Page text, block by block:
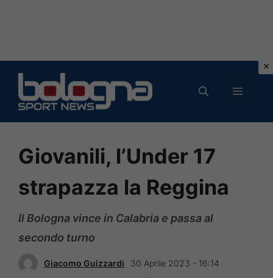
contenuto
MENU
Giovanili, l’Under 17
strapazza la Reggina
Il Bologna vince in Calabria e passa al
secondo turno
Giacomo Guizzardi 30 Aprile 2023 - 16:14